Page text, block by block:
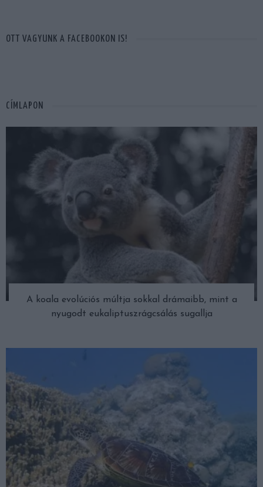
OTT VAGYUNK A FACEBOOKON IS!
CÍMLAPON
A koala evolúciós múltja sokkal drámaibb, mint a
nyugodt eukaliptuszrágcsálás sugallja